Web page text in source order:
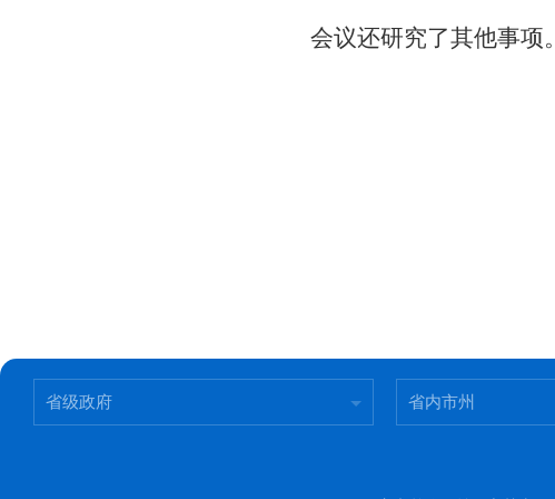
会议还研究了其他事项。
省级政府 省内市州